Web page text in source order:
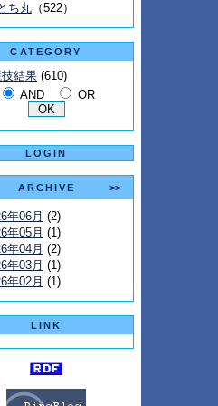
ち丸 （522）
CATEGORY
結果 (610)
AND
OR
LOGIN
ARCHIVE >>
年06月 (2)
年05月 (1)
年04月 (2)
年03月 (1)
年02月 (1)
LINK